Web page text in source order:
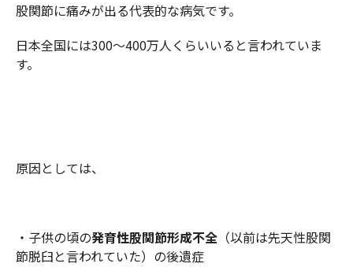
股関節に痛みが出る代表的な病気です。
日本全国には300～400万人くらいいると言われていま
す。
原因としては、
・子供の頃の発育性股関節形成不全 （以前は先天性股関
節脱臼と言われていた）の後遺症